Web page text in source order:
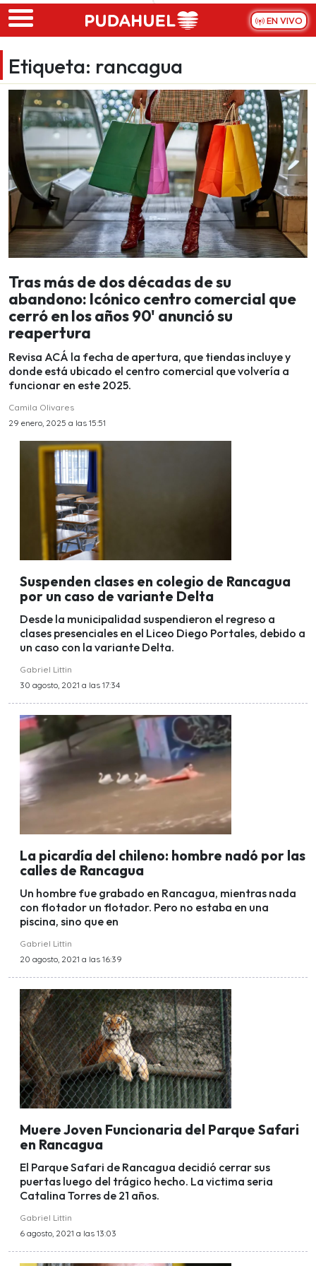
Skip to main content
EN VIVO
Etiqueta: rancagua
Tras más de dos décadas de su
abandono: Icónico centro comercial que
cerró en los años 90' anunció su
reapertura
Revisa ACÁ la fecha de apertura, que tiendas incluye y
donde está ubicado el centro comercial que volvería a
funcionar en este 2025.
Camila Olivares
29 enero, 2025 a las 15:51
Suspenden clases en colegio de Rancagua
por un caso de variante Delta
Desde la municipalidad suspendieron el regreso a
clases presenciales en el Liceo Diego Portales, debido a
un caso con la variante Delta.
Gabriel Littin
30 agosto, 2021 a las 17:34
La picardía del chileno: hombre nadó por las
calles de Rancagua
Un hombre fue grabado en Rancagua, mientras nada
con flotador un flotador. Pero no estaba en una
piscina, sino que en
Gabriel Littin
20 agosto, 2021 a las 16:39
Muere Joven Funcionaria del Parque Safari
en Rancagua
El Parque Safari de Rancagua decidió cerrar sus
puertas luego del trágico hecho. La victima seria
Catalina Torres de 21 años.
Gabriel Littin
6 agosto, 2021 a las 13:03